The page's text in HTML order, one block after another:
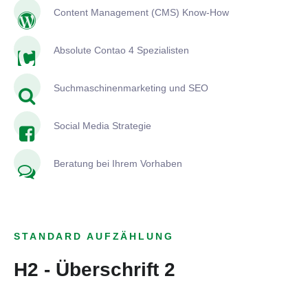
Content Management (CMS) Know-How
Absolute Contao 4 Spezialisten
Suchmaschinenmarketing und SEO
Social Media Strategie
Beratung bei Ihrem Vorhaben
STANDARD AUFZÄHLUNG
H2 - Überschrift 2